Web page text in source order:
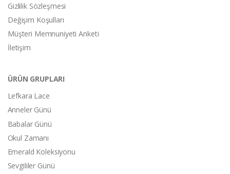
Gizlilik Sözleşmesi
Değişim Koşulları
Müşteri Memnuniyeti Anketi
İletişim
ÜRÜN GRUPLARI
Lefkara Lace
Anneler Günü
Babalar Günü
Okul Zamanı
Emerald Koleksiyonu
Sevgililer Günü